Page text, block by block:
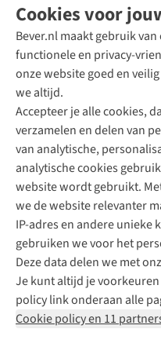
Cookies voor
Bever.nl maakt gebruik
functionele en privacy-
onze website goed en
we altijd.
Accepteer je alle cookies,
verzamelen en delen van
van analytische,
analytische cookies
website wordt gebruikt.
we de website relevanter
IP-adres en andere unieke
gebruiken we voor het
Deze data delen we met
Je kunt altijd je
policy link onderaan alle
Cookie policy en 11
Direct advies van een
+31 (0)85 888 50 88
+31 6 12 28 49 80
Contactformulier